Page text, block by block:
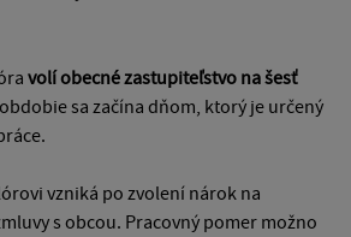
volí obecné zastupiteľstvo na šesť
sa začína dňom, ktorý je určený
vzniká po zvolení nárok na
s obcou. Pracovný pomer možno